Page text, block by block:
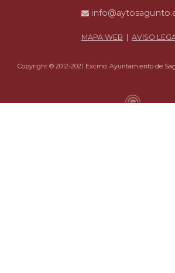
MAPA WEB AVISO
Copyright © 2012-2021 Excmo. Ayuntamiento de